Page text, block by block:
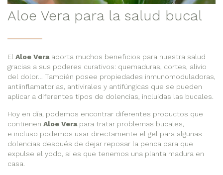
Aloe Vera para la salud bucal
El Aloe Veraaporta muchos beneficios para nuestra salud
gracias a sus poderes curativos: quemaduras, cortes, alivio
del dolor… También posee propiedades inmunomoduladoras,
antiinflamatorias, antivirales y antifúngicas que se pueden
aplicar a diferentes tipos de dolencias, incluidas las bucales.
Hoy en día, podemos encontrar diferentes productos que
contienen Aloe Vera para tratar problemas bucales,
e incluso podemos usar directamente el gel para algunas
dolencias después de dejar reposar la penca para que
expulse el yodo, si es que tenemos una planta madura en
casa.